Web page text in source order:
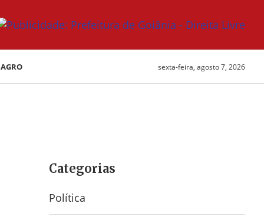
AGRO sexta-feira, agosto 7, 2026
Categorias
Política